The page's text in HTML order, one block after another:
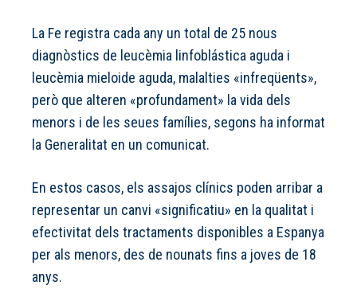
La Fe registra cada any un total de 25 nous
diagnòstics de leucèmia linfoblástica aguda i
leucèmia mieloide aguda, malalties «infreqüents»,
però que alteren «profundament» la vida dels
menors i de les seues famílies, segons ha informat
la Generalitat en un comunicat.
En estos casos, els assajos clínics poden arribar a
representar un canvi «significatiu» en la qualitat i
efectivitat dels tractaments disponibles a Espanya
per als menors, des de nounats fins a joves de 18
anys.